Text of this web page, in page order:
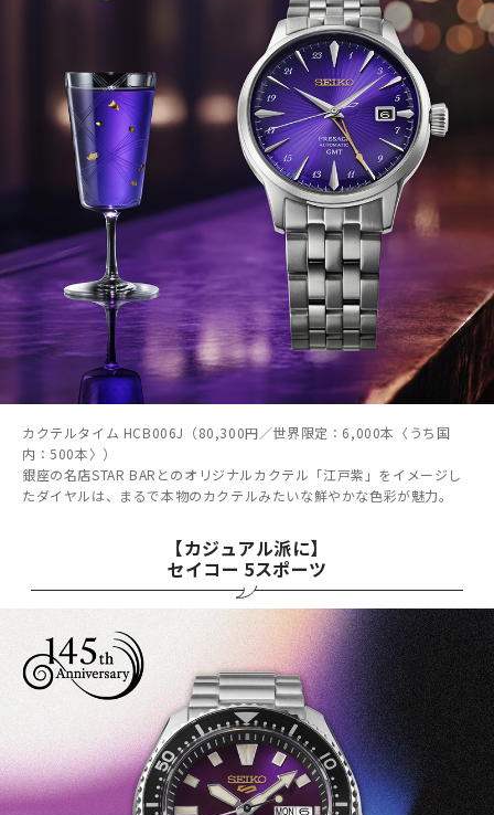
カクテルタイム HCB006J（80,300円／世界限定：6,000本〈うち国
内：500本〉）
銀座の名店STAR BARとのオリジナルカクテル「江戸紫」をイメージし
たダイヤルは、まるで本物のカクテルみたいな鮮やかな色彩が魅力。
【カジュアル派に】
セイコー 5スポーツ